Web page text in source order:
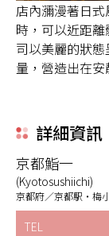
店內瀰漫著日
時，可以近距
司以美麗的狀
量，營造出在
詳細資訊
京都鮨一
(Kyotosushiichi)
京都府／京都駅・梅
TEL